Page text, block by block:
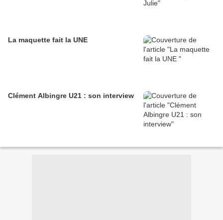
La maquette fait la UNE
Clément Albingre U21 : son interview